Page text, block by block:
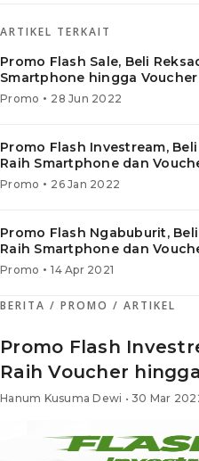
ARTIKEL TERKAIT
Promo Flash Sale, Beli
Smartphone hingga Voucher
Promo • 28 Jun 2022
Promo Flash Investream,
Raih Smartphone dan
Promo • 26 Jan 2022
Promo Flash Ngabuburit,
Raih Smartphone dan
Promo • 14 Apr 2021
BERITA / PROMO / ARTIKEL
Promo Flash
Raih Voucher
Hanum Kusuma Dewi • 30 Mar